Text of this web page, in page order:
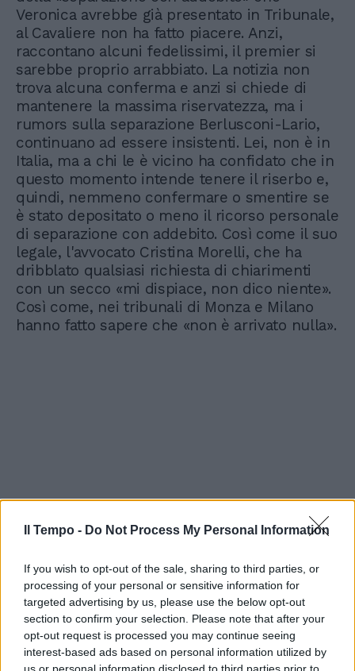
Il Tempo - Do Not Process My Personal Information
If you wish to opt-out of the sale, sharing to third parties, or
processing of your personal or sensitive information for
targeted advertising by us, please use the below opt-out
section to confirm your selection. Please note that after your
opt-out request is processed you may continue seeing
interest-based ads based on personal information utilized by
Veronica avrebbe già presentato in Tribunale,
al Cavaliere non ha fatto piacere. Anzi,
raccontano alcuni fedelissimi, il premier si
sarebbe proprio arrabbiato. La notizia non
trova alcuna conferma e anzi si chiede di
mantenere la massima riservatezza, ma i
rumors sulla separazione Berlusconi-Lario,
continuano ad essere insistenti. Lei, non è in
Italia, ma a chi le è vicino ha confidato che in
questo momento intende tenere il riserbo e,
quindi, nemmeno confermare o smentire se
è stato depositato o meno il ricorso personale
di separazione con addebito. Così come il suo
legale, l'avvocato Cristina Morelli, che ha
dribblato qualsiasi richiesta di chiarimenti
con un secco «mi dispiace, non dico niente».
Così come, nei tribunali di Monza e Milano
hanno fatto sapere che «non è arrivato nulla».